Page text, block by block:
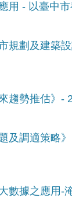
- 以臺中市
劃及建築
趨勢推估》-
調適策略
據之應用-